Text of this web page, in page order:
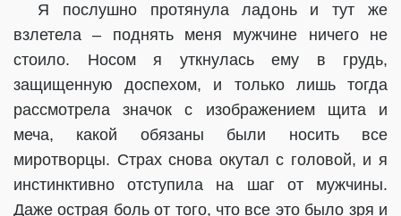
Я послушно протянула ладонь и тут же
взлетела – поднять меня мужчине ничего не
стоило. Носом я уткнулась ему в грудь,
защищенную доспехом, и только лишь тогда
рассмотрела значок с изображением щита и
меча, какой обязаны были носить все
миротворцы. Страх снова окутал с головой, и я
инстинктивно отступила на шаг от мужчины.
Даже острая боль от того, что все это было зря и